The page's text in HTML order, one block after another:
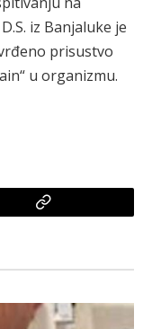
iz Banjaluke je
prisustvo
u organizmu.
Copy